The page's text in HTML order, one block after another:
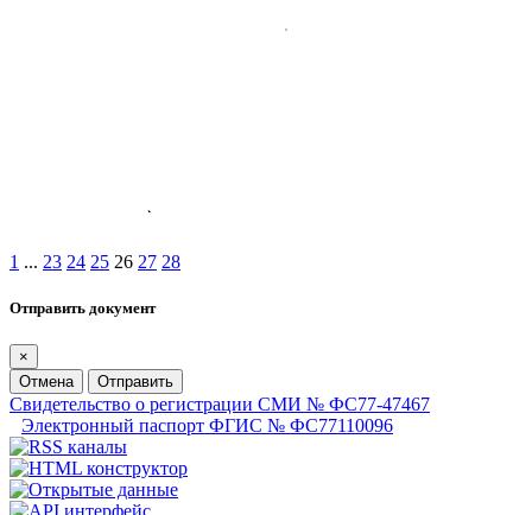
1 ... 23 24 25 26 27 28
Отправить документ
×
Отмена
Отправить
Свидетельство о регистрации СМИ № ФС77-47467
Электронный паспорт ФГИС № ФС77110096